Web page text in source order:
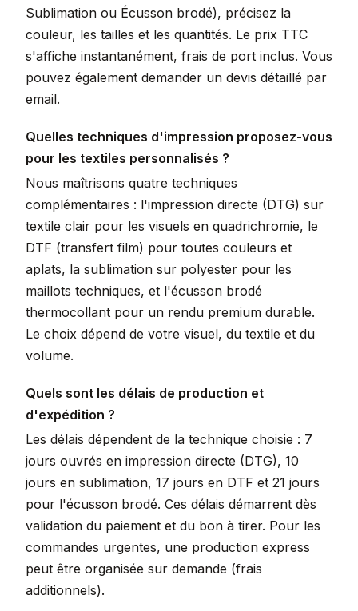
Sublimation ou Écusson brodé), précisez la
couleur, les tailles et les quantités. Le prix TTC
s'affiche instantanément, frais de port inclus. Vous
pouvez également demander un devis détaillé par
email.
Quelles techniques d'impression proposez-vous
pour les textiles personnalisés ?
Nous maîtrisons quatre techniques
complémentaires : l'impression directe (DTG) sur
textile clair pour les visuels en quadrichromie, le
DTF (transfert film) pour toutes couleurs et
aplats, la sublimation sur polyester pour les
maillots techniques, et l'écusson brodé
thermocollant pour un rendu premium durable.
Le choix dépend de votre visuel, du textile et du
volume.
Quels sont les délais de production et
d'expédition ?
Les délais dépendent de la technique choisie : 7
jours ouvrés en impression directe (DTG), 10
jours en sublimation, 17 jours en DTF et 21 jours
pour l'écusson brodé. Ces délais démarrent dès
validation du paiement et du bon à tirer. Pour les
commandes urgentes, une production express
peut être organisée sur demande (frais
additionnels).